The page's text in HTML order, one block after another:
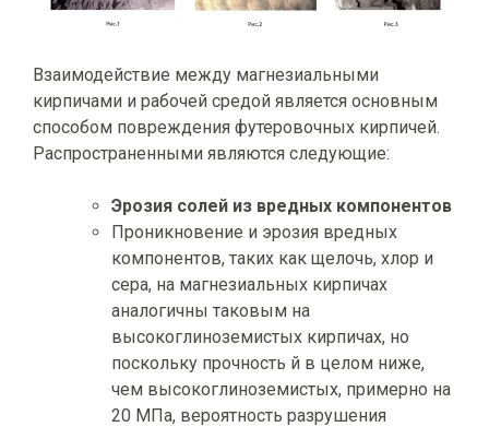
Взаимодействие между магнезиальными
кирпичами и рабочей средой является основным
способом повреждения футеровочных кирпичей.
Распространенными являются следующие:
Эрозия солей из вредных компонентов
Проникновение и эрозия вредных
компонентов, таких как щелочь, хлор и
сера, на магнезиальных кирпичах
аналогичны таковым на
высокоглиноземистых кирпичах, но
поскольку прочность й в целом ниже,
чем высокоглиноземистых, примерно на
20 МПа, вероятность разрушения